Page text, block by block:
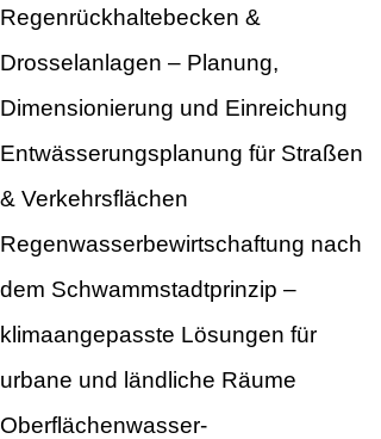
Regenrückhaltebecken &
Drosselanlagen – Planung,
Dimensionierung und Einreichung
Entwässerungsplanung für Straßen
& Verkehrsflächen
Regenwasserbewirtschaftung nach
dem Schwammstadtprinzip –
klimaangepasste Lösungen für
urbane und ländliche Räume
Oberflächenwasser-